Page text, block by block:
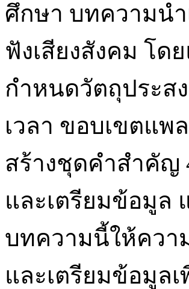
ศึกษา บทความน
ฟังเสียงสังคม โด
กำหนดวัตถุประส
เวลา ขอบเขตแพ
สร้างชุดคำสำคัญ
และเตรียมข้อมูล
บทความนี้ให้คว
และเตรียมข้อมูล